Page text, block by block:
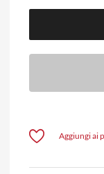
Aggiungi ai